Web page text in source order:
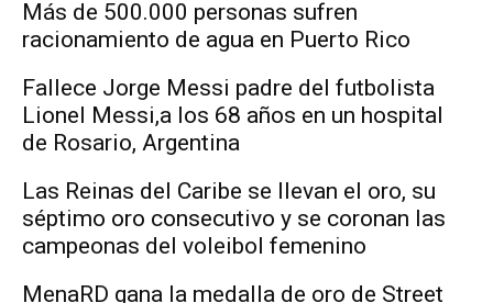
Más de 500.000 personas sufren
racionamiento de agua en Puerto Rico
Fallece Jorge Messi padre del futbolista
Lionel Messi,a los 68 años en un hospital
de Rosario, Argentina
Las Reinas del Caribe se llevan el oro, su
séptimo oro consecutivo y se coronan las
campeonas del voleibol femenino
MenaRD gana la medalla de oro de Street